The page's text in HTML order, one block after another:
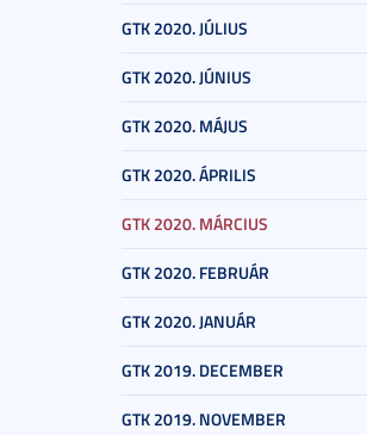
GTK 2020. JÚLIUS
GTK 2020. JÚNIUS
GTK 2020. MÁJUS
GTK 2020. ÁPRILIS
GTK 2020. MÁRCIUS
GTK 2020. FEBRUÁR
GTK 2020. JANUÁR
GTK 2019. DECEMBER
GTK 2019. NOVEMBER